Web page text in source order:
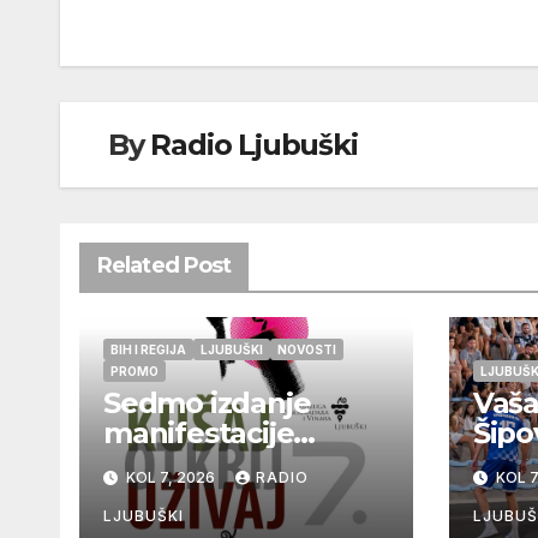
ByRadio Ljubuški
Related Post
BIH I REGIJA LJUBUŠKI
NOVOSTI
PROMO
Sedmo izdanje
manifestacije
„Kušaj ljubuška
vina“ donosi
vrhunska vina,
KOL 7, 2026 RADIO
LJUBUŠKI
KOL